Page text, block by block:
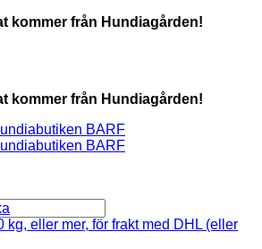
kommer från Hundiagården!
kommer från Hundiagården!
kg, eller mer, för frakt med DHL (eller